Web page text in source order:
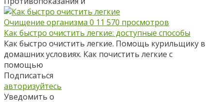
Очищение организма 0 11 570 просмотров
Как быстро очистить легкие: доступные способы
Как быстро очистить легкие. Помощь курильщику в
домашних условиях. Как почистить легкие с
помощью
Подписаться
авторизуйтесь
Уведомить о